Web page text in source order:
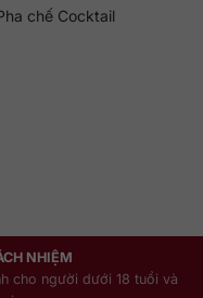
chế Cocktail
NHIỆM
cho người dưới 18 tuổi và